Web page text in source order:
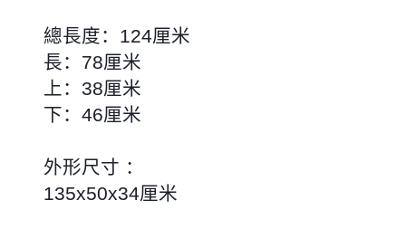
總長度：124厘米
長：78厘米
上：38厘米
下：46厘米
外形尺寸 ：
135x50x34厘米